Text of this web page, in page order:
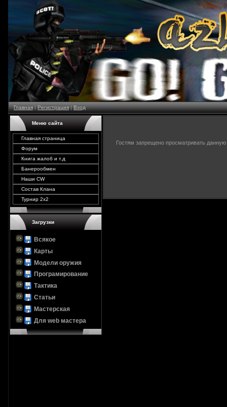
Главная|Регистрация|Вход
Меню сайта
Главная страница
Форум
Книга жалоб и т.д
Банерообмен
Наши CW
Состав Клана
Турнир 2х2
Загрузки
Всякое
Карты
Модели оружия
Програмирование
Тактика
Статьи
Мастерская
Для web мастера
Гостям запрещено просматривать данную